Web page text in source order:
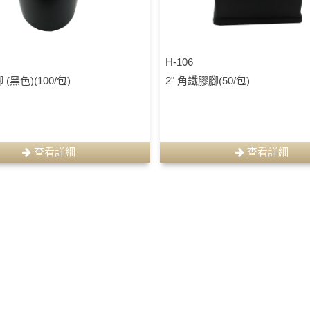
(黑色)(100/包)
查看詳細
H-106
2" 角鐵膠腳(50/包)
查看詳細